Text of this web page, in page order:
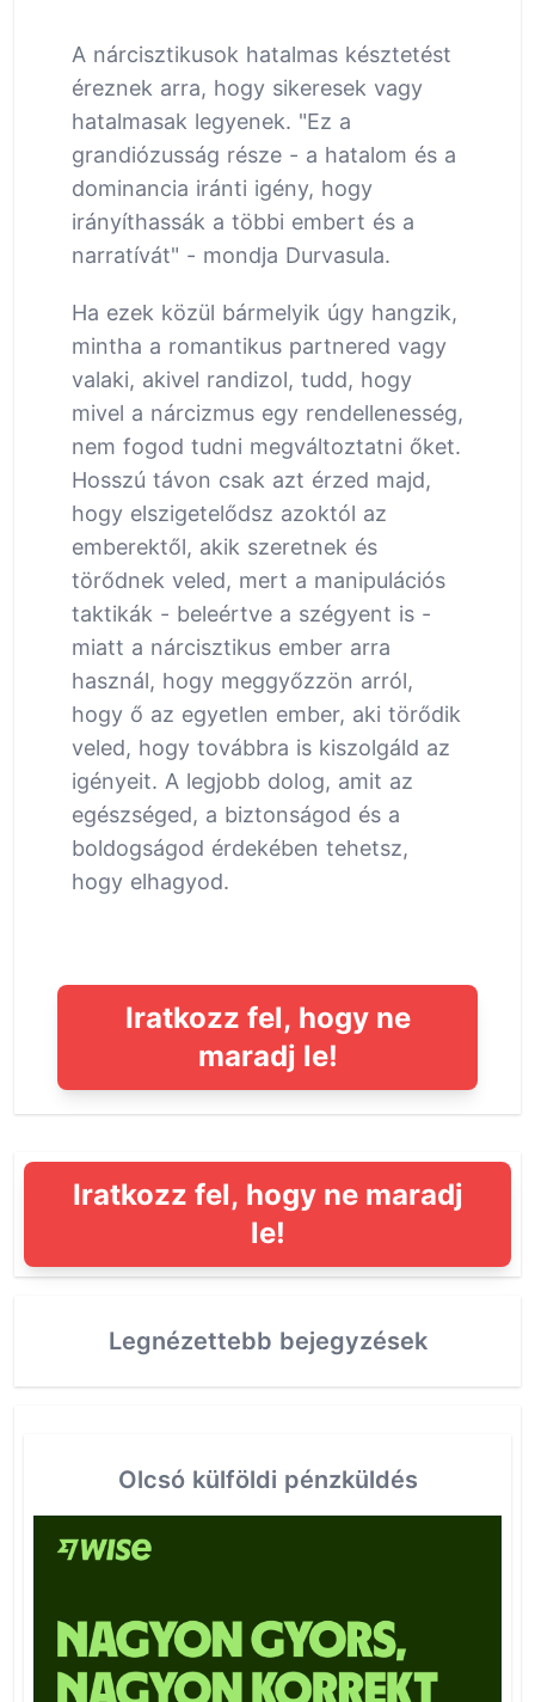
A nárcisztikusok hatalmas késztetést
éreznek arra, hogy sikeresek vagy
hatalmasak legyenek. "Ez a
grandiózusság része - a hatalom és a
dominancia iránti igény, hogy
irányíthassák a többi embert és a
narratívát" - mondja Durvasula.
Ha ezek közül bármelyik úgy hangzik,
mintha a romantikus partnered vagy
valaki, akivel randizol, tudd, hogy
mivel a nárcizmus egy rendellenesség,
nem fogod tudni megváltoztatni őket.
Hosszú távon csak azt érzed majd,
hogy elszigetelődsz azoktól az
emberektől, akik szeretnek és
törődnek veled, mert a manipulációs
taktikák - beleértve a szégyent is -
miatt a nárcisztikus ember arra
használ, hogy meggyőzzön arról,
hogy ő az egyetlen ember, aki törődik
veled, hogy továbbra is kiszolgáld az
igényeit. A legjobb dolog, amit az
egészséged, a biztonságod és a
boldogságod érdekében tehetsz,
hogy elhagyod.
Iratkozz fel, hogy ne
maradj le!
Iratkozz fel, hogy ne maradj
le!
Legnézettebb bejegyzések
Olcsó külföldi pénzküldés